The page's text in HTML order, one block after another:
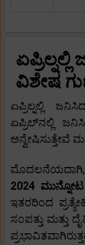
ವಿಶೇಷ
ಏಪ್ರಿಲ್ನಲ್ಲಿ
ಏಪ್ರಿಲ್‌ನಲ್ಲಿ
ಅನ್ವೇಷಿಸುತ್ತೇವೆ
ಮೊದಲನೆಯದಾಗಿ,
2024 ಮುನ್ನೋಟ
ಇತರರಿಂದ
ಸಂಪತ್ತು ಮತ್ತು